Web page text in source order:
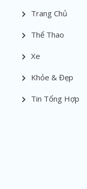
Trang Chủ
Thể Thao
Xe
Khỏe & Đẹp
Tin Tổng Hợp